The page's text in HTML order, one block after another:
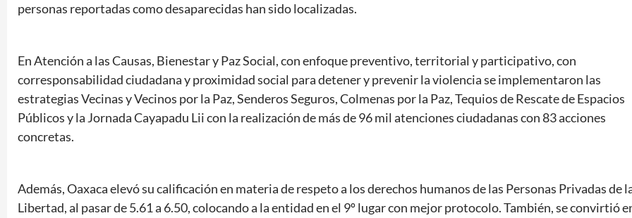
personas reportadas como desaparecidas han sido localizadas.
En Atención a las Causas, Bienestar y Paz Social, con enfoque preventivo, territorial y participativo, con
corresponsabilidad ciudadana y proximidad social para detener y prevenir la violencia se implementaron las
estrategias Vecinas y Vecinos por la Paz, Senderos Seguros, Colmenas por la Paz, Tequios de Rescate de Espacios
Públicos y la Jornada Cayapadu Lii con la realización de más de 96 mil atenciones ciudadanas con 83 acciones
concretas.
Además, Oaxaca elevó su calificación en materia de respeto a los derechos humanos de las Personas Privadas de
Libertad, al pasar de 5.61 a 6.50, colocando a la entidad en el 9º lugar con mejor protocolo. También, se convirtió